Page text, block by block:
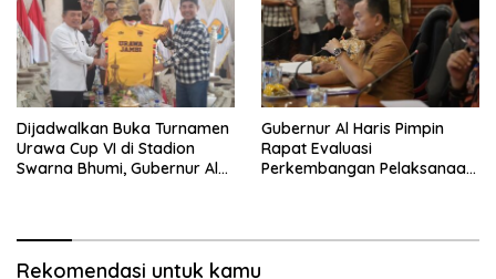
Dijadwalkan Buka Turnamen
Urawa Cup VI di Stadion
Swarna Bhumi, Gubernur Al
Gubernur Al Haris Pimpin
Rapat Evaluasi
Perkembangan Pelaksanaan
Rekomendasi untuk kamu